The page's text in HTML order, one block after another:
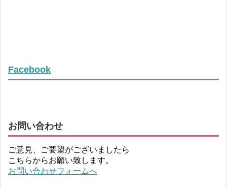
Facebook
お問い合わせ
ご意見、ご要望がございましたら
こちらからお願い致します。
お問い合わせフォームへ